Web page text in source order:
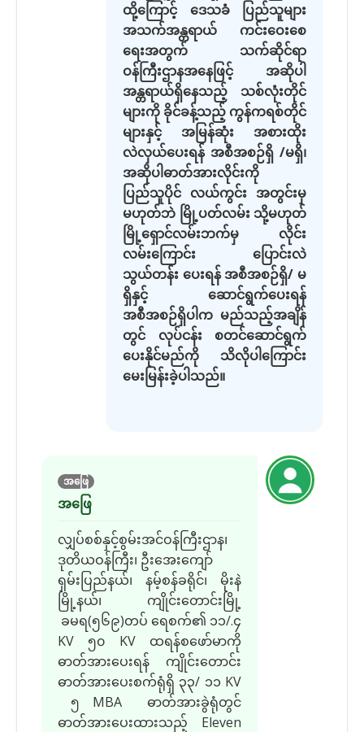
ထို့ကြောင့် ဒေသခံ ပြည်သူများ
အသက်အန္တရာယ် ကင်းဝေးစေ
ရေးအတွက် သက်ဆိုင်ရာ
ဝန်ကြီးဌာနအနေဖြင့် အဆိုပါ
အန္တရာယ်ရှိနေသည့် သစ်လုံးတိုင်
များကို ခိုင်ခန့်သည့် ကွန်ကရစ်တိုင်
များနှင့် အမြန်ဆုံး အစားထိုး
လဲလှယ်ပေးရန် အစီအစဉ်ရှိ /မရှိ၊
အဆိုပါဓာတ်အားလိုင်းကို
ပြည်သူပိုင် လယ်ကွင်း အတွင်းမှ
မဟုတ်ဘဲ မြို့ပတ်လမ်း သို့မဟုတ်
မြို့ရှောင်လမ်းဘက်မှ လိုင်း
လမ်းကြောင်း ပြောင်းလဲ
သွယ်တန်း ပေးရန် အစီအစဉ်ရှိ/ မ
ရှိနှင့် ဆောင်ရွက်ပေးရန်
အစီအစဉ်ရှိပါက မည်သည့်အချိန်
တွင် လုပ်ငန်း စတင်ဆောင်ရွက်
ပေးနိုင်မည်ကို သိလိုပါကြောင်း
မေးမြန်းခဲ့ပါသည်။
အဖြေ
အဖြေ
လျှပ်စစ်နှင့်စွမ်းအင်ဝန်ကြီးဌာန၊
ဒုတိယဝန်ကြီး၊ ဦးအေးကျော်
ရှမ်းပြည်နယ်၊ နမ့်စန်ခရိုင်၊ မိုးနဲ
မြို့နယ်၊ ကျိုင်းတောင်းမြို့
ခမရ(၅၆၉)တပ် ရေစက်၏ ၁၁/.၄
KV ၅၀ KV ထရန်စဖော်မာကို
ဓာတ်အားပေးရန် ကျိုင်းတောင်း
ဓာတ်အားပေးစက်ရုံရှိ ၃၃/ ၁၁ KV
၅ MBA ဓာတ်အားခွဲရုံတွင်
ဓာတ်အားပေးထားသည့် Eleven